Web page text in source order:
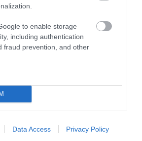
to enable storage
including authentication
fraud prevention, and other
Data Access Privacy Policy